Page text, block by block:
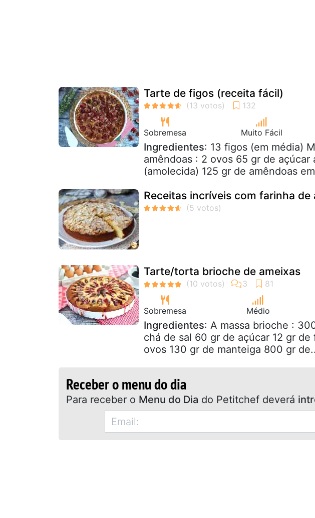
Tarte de figos (receita fácil)
Sobremesa Muito Fácil
Ingredientes: 13 figos (em média)
amêndoas : 2 ovos 65 gr de
(amolecida) 125 gr de amêndoas
Receitas incríveis com farinha de
Tarte/torta brioche de ameixas
Sobremesa Médio
Ingredientes: A massa brioche :
chá de sal 60 gr de açúcar 12 gr
ovos 130 gr de manteiga 800 gr
Receber o menu do dia
Para receber o Menu do Dia do Petitchef deverá